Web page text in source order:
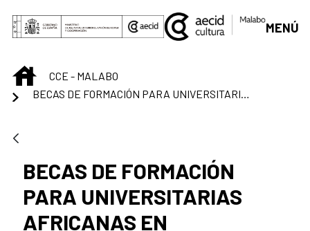
Skip to Main Content
MENÚ
INICIOCCE - MALABO
BECAS DE FORMACIÓN PARA UNIVERSITARIAS AFRICANAS EN UNIVERSIDADES ESPAÑOLAS
BECAS DE FORMACIÓN
PARA UNIVERSITARIAS
AFRICANAS EN